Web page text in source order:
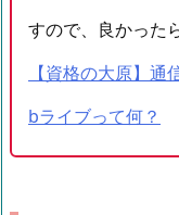
すので、良かった
【資格の大原】
bライブって何？